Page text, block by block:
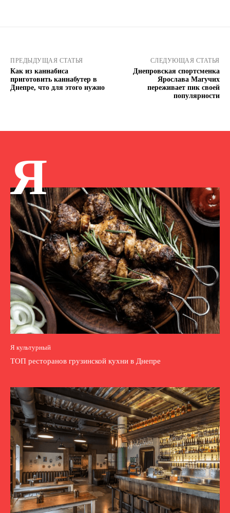
ПРЕДЫДУЩАЯ СТАТЬЯ
Как из каннабиса
приготовить каннабутер в
Днепре, что для этого нужно
СЛЕДУЮЩАЯ СТАТЬЯ
Днепровская спортсменка
Ярослава Магучих
переживает пик своей
популярности
Я
Я культурный
ТОП ресторанов грузинской кухни в Днепре